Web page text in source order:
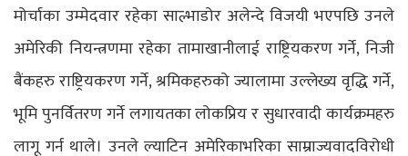
मोर्चाका उम्मेदवार रहेका साल्भाडोर अलेन्दे विजयी भएपछि उनले
अमेरिकी नियन्त्रणमा रहेका तामाखानीलाई राष्ट्रियकरण गर्ने, निजी
बैंकहरु राष्ट्रियकरण गर्ने, श्रमिकहरुको ज्यालामा उल्लेख्य वृद्धि गर्ने,
भूमि पुनर्वितरण गर्ने लगायतका लोकप्रिय र सुधारवादी कार्यक्रमहरु
लागू गर्न थाले। उनले ल्याटिन अमेरिकाभरिका साम्राज्यवादविरोधी